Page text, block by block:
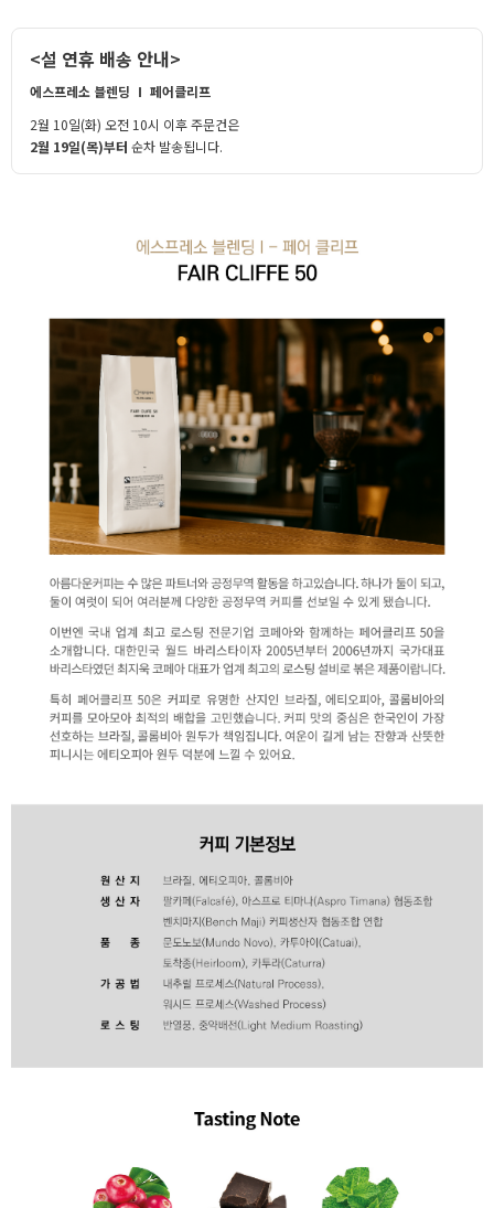
<설 연휴 배송 안내>
에스프레소 블렌딩 Ⅰ 페어클리프
2월 10일(화) 오전 10시 이후 주문건은
2월 19일(목)부터 순차 발송됩니다.